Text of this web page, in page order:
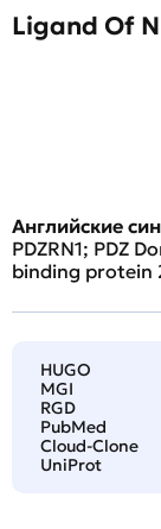
Ligand Of
Английские
PDZRN1; PDZ
binding protein
HUGO
MGI
RGD
PubMed
Cloud-Clone
UniProt